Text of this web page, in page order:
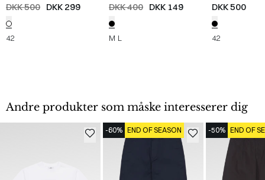
WHITE
DKK 500 DKK 299
42
DKK 400 DKK 149
M L
BLACK
DKK 500
42
Andre produkter som måske interesserer dig
-60% END OF SEASON -50% END OF